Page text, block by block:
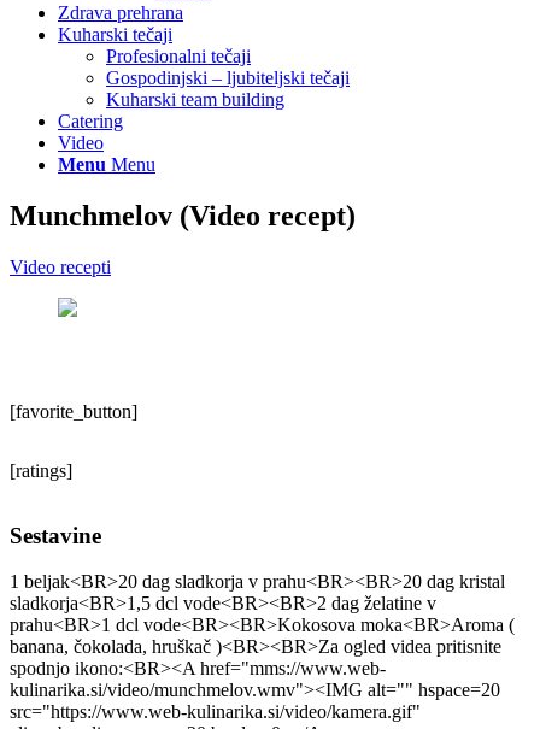
Zdrava prehrana
Kuharski tečaji
Profesionalni tečaji
Gospodinjski – ljubiteljski tečaji
Kuharski team building
Catering
Video
Menu Menu
Munchmelov (Video recept)
Video recepti
[favorite_button]
[ratings]
Sestavine
1 beljak<BR>20 dag sladkorja v prahu<BR><BR>20 dag kristal
sladkorja<BR>1,5 dcl vode<BR><BR>2 dag želatine v
prahu<BR>1 dcl vode<BR><BR>Kokosova moka<BR>Aroma (
banana, čokolada, hruškač )<BR><BR>Za ogled videa pritisnite
spodnjo ikono:<BR><A href="mms://www.web-
kulinarika.si/video/munchmelov.wmv"><IMG alt="" hspace=20
src="https://www.web-kulinarika.si/video/kamera.gif"